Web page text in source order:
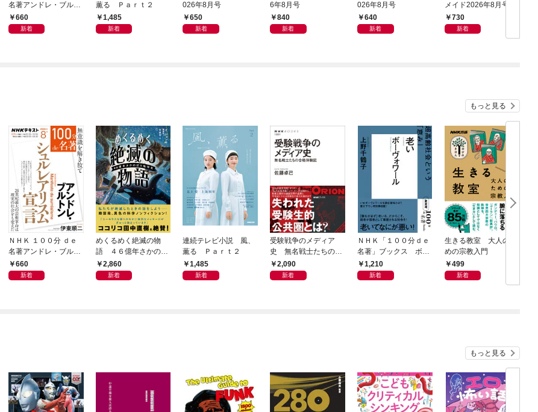
名著アンドレ・ブルト
ン 『シュルレアリスム
宣言』2026年8月
660
新着
薫る Ｐａｒｔ２
1,485
新着
026年8月号
650
新着
6年8月号
840
新着
026年8月号
640
新着
メイド2026年8月号
730
新着
もっと見る
ＮＨＫ １００分 ｄｅ
名著アンドレ・ブルト
ン 『シュルレアリスム
宣言』2026年8月
660
新着
めくるめく絶滅の物
語 ４６億年さかのぼ
り地球史
2,860
新着
連続テレビ小説 風、
薫る Ｐａｒｔ２
1,485
新着
受験戦争のメディア
史 無名戦士たちの合
格体験記
2,090
新着
ＮＨＫ「１００分ｄｅ
名著」ブックス ボー
ヴォワール 老い 超
高齢社会という「恵
1,210
新着
生きる教室 大人のた
めの宗教入門
499
新着
もっと見る